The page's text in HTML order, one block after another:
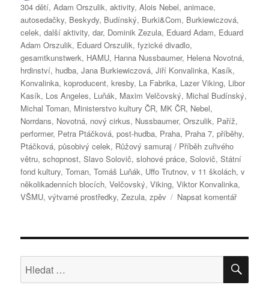
304 dětí,Adam Orszulik,aktivity,Alois Nebel,animace,
autosedačky, Beskydy, Budínský, Burki&Com, Burkiewiczová,
celek,další aktivity,dar, Dominik Zezula, Eduard Adam, Eduard
Adam Orszulik, Eduard Orszulik,fyzické divadlo,
gesamtkunstwerk, HAMU, Hanna Nussbaumer, Helena Novotná,
hrdinství, hudba,Jana Burkiewiczová,Jiří Konvalinka, Kasík,
Konvalinka,koproducent,kresby, La Fabrika, Lazer Viking, Libor
Kasík, Los Angeles, Luňák, Maxim Velčovský, Michal Budínský,
Michal Toman, Ministerstvo kultury ČR, MK ČR, Nebel,
Norrdans, Novotná, nový cirkus, Nussbaumer,Orszulik, Paříž,
performer, Petra Ptáčková,post-hudba, Praha, Praha 7,příběhy,
Ptáčková,působivý celek, Růžový samuraj / Příběh zuřivého
větru,schopnost,Slavo Solovič,slohové práce,Solovič,Státní
fond kultury,Toman,Tomáš Luňák, Uffo Trutnov,v 11 školách,v
několikadenních blocích,Velčovský,Viking,Viktor Konvalinka,
VŠMU,výtvarné prostředky,Zezula,zpěv Napsat komentářpro
výprava
za
Hledat: